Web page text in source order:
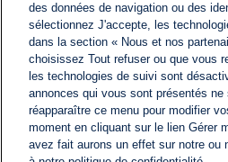
des données de navigation ou des
sélectionnez J'accepte, les
dans la section « Nous et nos
choisissez Tout refuser ou que vous
les technologies de suivi sont
annonces qui vous sont présentés
réapparaître ce menu pour modifier
moment en cliquant sur le lien Gérer
avez fait aurons un effet sur notre ou